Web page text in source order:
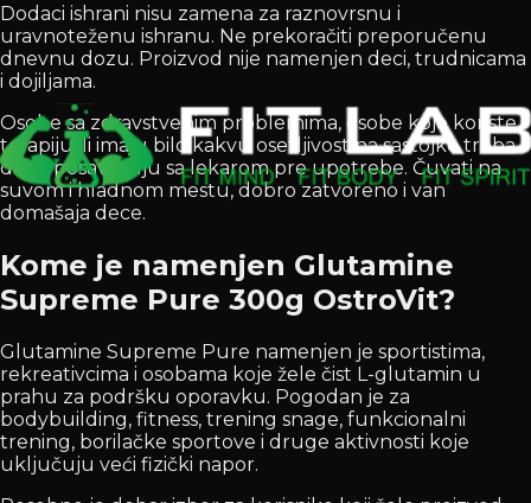
Dodaci ishrani nisu zamena za raznovrsnu i
uravnoteženu ishranu. Ne prekoračiti preporučenu
dnevnu dozu. Proizvod nije namenjen deci, trudnicama
i dojiljama.
Osobe sa zdravstvenim problemima, osobe koje koriste
terapiju ili imaju bilo kakvu osetljivost na sastojke treba
da se posavetuju sa lekarom pre upotrebe. Čuvati na
suvom i hladnom mestu, dobro zatvoreno i van
domašaja dece.
Kome je namenjen Glutamine
Supreme Pure 300g OstroVit?
Glutamine Supreme Pure namenjen je sportistima,
rekreativcima i osobama koje žele čist L-glutamin u
prahu za podršku oporavku. Pogodan je za
bodybuilding, fitness, trening snage, funkcionalni
trening, borilačke sportove i druge aktivnosti koje
uključuju veći fizički napor.